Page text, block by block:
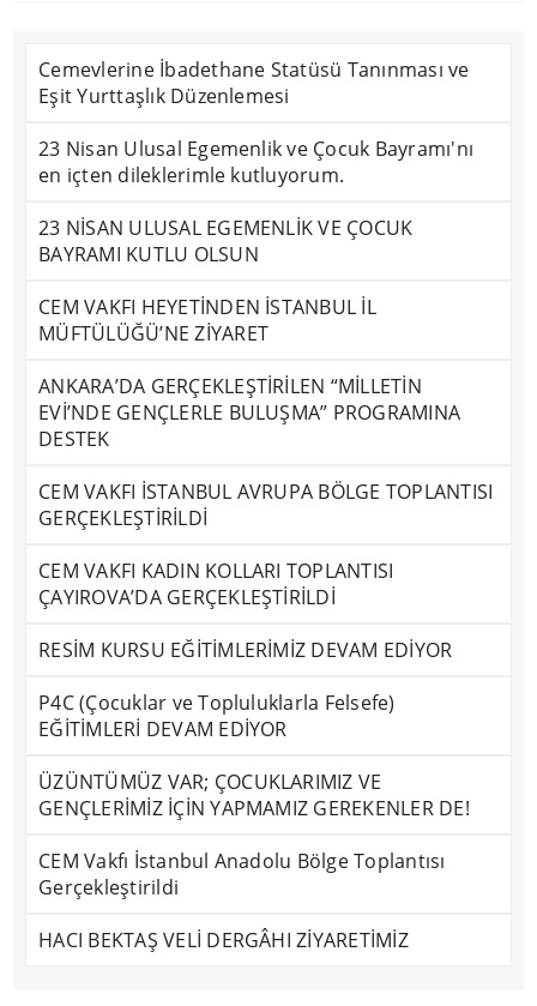
Cemevlerine İbadethane Statüsü Tanınması ve
Eşit Yurttaşlık Düzenlemesi
23 Nisan Ulusal Egemenlik ve Çocuk Bayramı'nı
en içten dileklerimle kutluyorum.
23 NİSAN ULUSAL EGEMENLİK VE ÇOCUK
BAYRAMI KUTLU OLSUN
CEM VAKFI HEYETİNDEN İSTANBUL İL
MÜFTÜLÜĞÜ’NE ZİYARET
ANKARA’DA GERÇEKLEŞTİRİLEN “MİLLETİN
EVİ’NDE GENÇLERLE BULUŞMA” PROGRAMINA
DESTEK
CEM VAKFI İSTANBUL AVRUPA BÖLGE TOPLANTISI
GERÇEKLEŞTİRİLDİ
CEM VAKFI KADIN KOLLARI TOPLANTISI
ÇAYIROVA’DA GERÇEKLEŞTİRİLDİ
RESİM KURSU EĞİTİMLERİMİZ DEVAM EDİYOR
P4C (Çocuklar ve Topluluklarla Felsefe)
EĞİTİMLERİ DEVAM EDİYOR
ÜZÜNTÜMÜZ VAR; ÇOCUKLARIMIZ VE
GENÇLERİMİZ İÇİN YAPMAMIZ GEREKENLER DE!
CEM Vakfı İstanbul Anadolu Bölge Toplantısı
Gerçekleştirildi
HACI BEKTAŞ VELİ DERGÂHI ZİYARETİMİZ